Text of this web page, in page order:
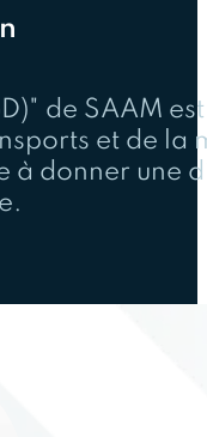
de SAAM
et de la
donner une